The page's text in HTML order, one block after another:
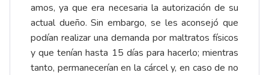
amos, ya que era necesaria la autorización de su
actual dueño. Sin embargo, se les aconsejó que
podían realizar una demanda por maltratos físicos
y que tenían hasta 15 días para hacerlo; mientras
tanto, permanecerían en la cárcel y, en caso de no